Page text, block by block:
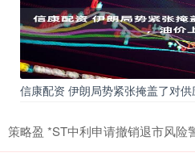
信康配资 伊朗局势紧张掩盖了对
策略盈 *ST中利申请撤销退市风险